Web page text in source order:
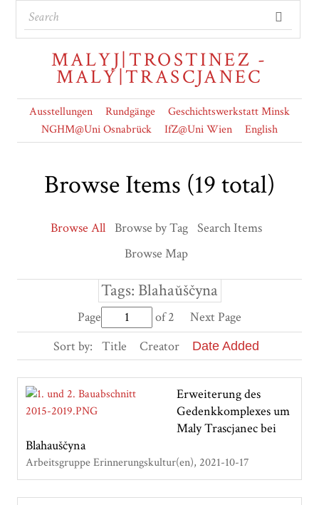
MALYJ|TROSTINEZ -
MALY|TRASCJANEC
Ausstellungen Rundgänge
Geschichtswerkstatt Minsk
NGHM@Uni Osnabrück
IfZ@Uni Wien English
Browse Items (19 total)
Browse All Browse by Tag Search Items
Browse Map
Tags: Blahaŭščyna
Page of 2
Next Page
Sort by:
Title Creator Date Added
Erweiterung des
Gedenkkomplexes um
Maly Trascjanec bei
Blahauščyna
Arbeitsgruppe Erinnerungskultur(en) 2021-10-17